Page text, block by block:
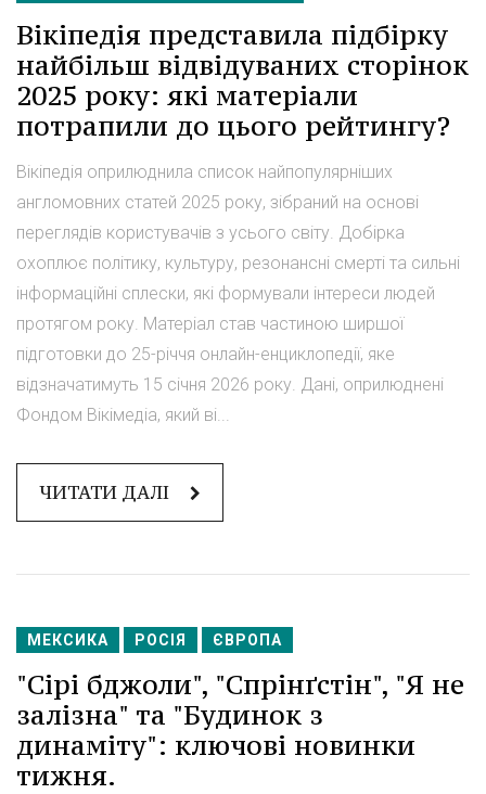
Вікіпедія представила підбірку
найбільш відвідуваних сторінок
2025 року: які матеріали
потрапили до цього рейтингу?
Вікіпедія оприлюднила список найпопулярніших
англомовних статей 2025 року, зібраний на основі
переглядів користувачів з усього світу. Добірка
охоплює політику, культуру, резонансні смерті та сильні
інформаційні сплески, які формували інтереси людей
протягом року. Матеріал став частиною ширшої
підготовки до 25-річчя онлайн-енциклопедії, яке
відзначатимуть 15 січня 2026 року. Дані, оприлюднені
Фондом Вікімедіа, який ві...
ЧИТАТИ ДАЛІ
МЕКСИКА РОСІЯ ЄВРОПА
"Сірі бджоли", "Спрінґстін", "Я не
залізна" та "Будинок з
динаміту": ключові новинки
тижня.